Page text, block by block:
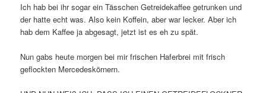
Ich hab bei ihr sogar ein Tässchen Getreidekaffee getrunken und
der hatte echt was. Also kein Koffein, aber war lecker. Aber ich
hab dem Kaffee ja abgesagt, jetzt ist es eh zu spät.
Nun gabs heute morgen bei mir frischen Haferbrei mit frisch
geflockten Mercedeskörnern.